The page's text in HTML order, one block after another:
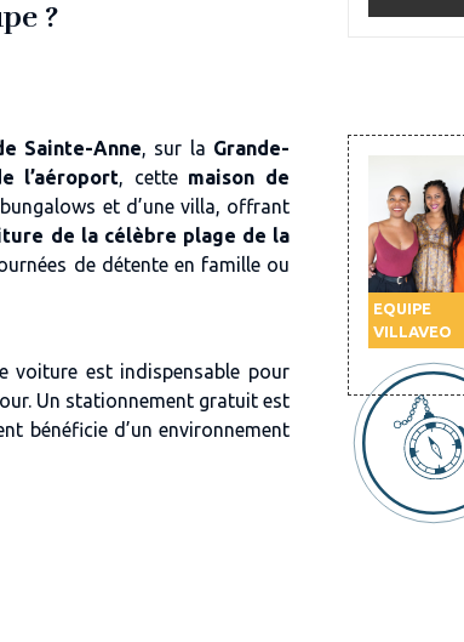
?
Sainte-Anne, sur la Grande-
l’aéroport, cette maison de
et d’une villa, offrant
de la célèbre plage de la
de détente en famille ou
voiture est indispensable pour
Un stationnement gratuitest
bénéficie d’un environnement
EQUIPE
VILLAVEO